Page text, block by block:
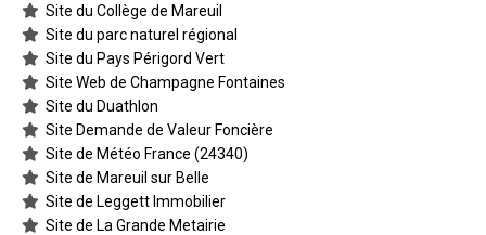
Site du Collège de Mareuil
Site du parc naturel régional
Site du Pays Périgord Vert
Site Web de Champagne Fontaines
Site du Duathlon
Site Demande de Valeur Foncière
Site de Météo France (24340)
Site de Mareuil sur Belle
Site de Leggett Immobilier
Site de La Grande Metairie